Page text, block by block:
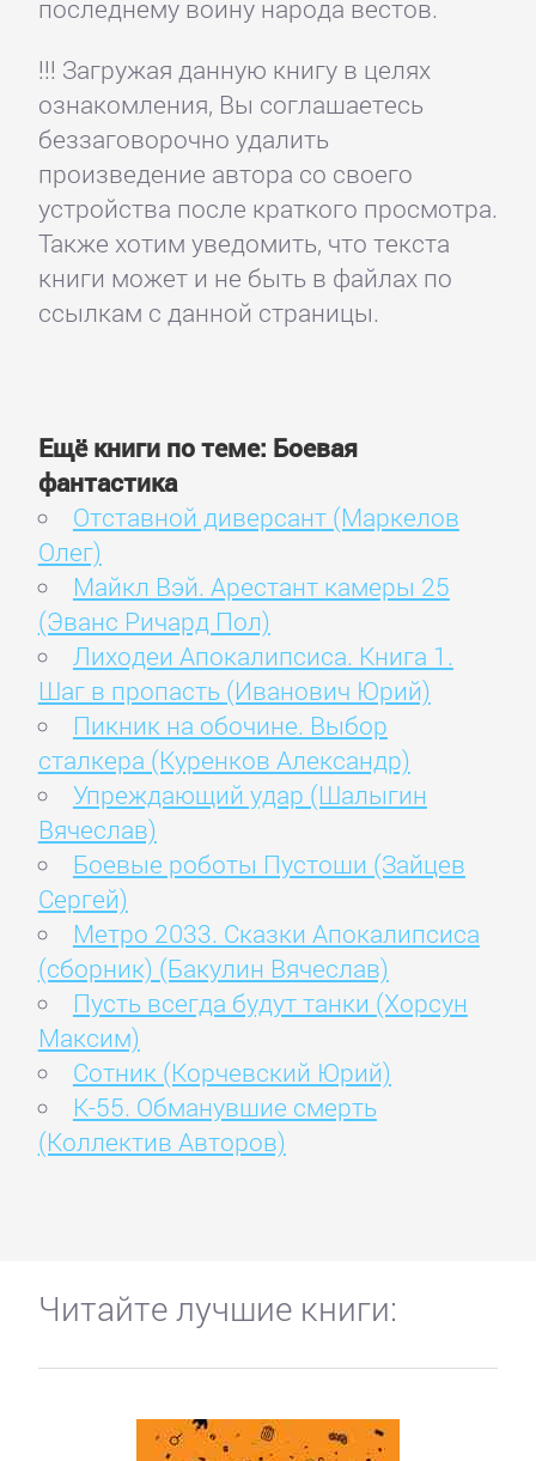
последнему воину народа вестов.
!!! Загружая данную книгу в целях
ознакомления, Вы соглашаетесь
беззаговорочно удалить
произведение автора со своего
устройства после краткого просмотра.
Также хотим уведомить, что текста
книги может и не быть в файлах по
ссылкам с данной страницы.
Ещё книги по теме: Боевая
фантастика
Отставной диверсант (Маркелов
Олег)
Майкл Вэй. Арестант камеры 25
(Эванс Ричард Пол)
Лиходеи Апокалипсиса. Книга 1.
Шаг в пропасть (Иванович Юрий)
Пикник на обочине. Выбор
сталкера (Куренков Александр)
Упреждающий удар (Шалыгин
Вячеслав)
Боевые роботы Пустоши (Зайцев
Сергей)
Метро 2033. Сказки Апокалипсиса
(сборник) (Бакулин Вячеслав)
Пусть всегда будут танки (Хорсун
Максим)
Сотник (Корчевский Юрий)
К-55. Обманувшие смерть
(Коллектив Авторов)
Читайте лучшие книги: